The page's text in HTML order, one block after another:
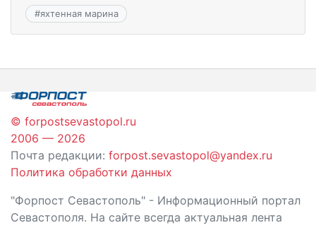
#яхтенная марина
© forpostsevastopol.ru
2006 — 2026
Почта редакции: forpost.sevastopol@yandex.ru
Политика обработки данных
"Форпост Севастополь" - Информационный портал
Севастополя. На сайте всегда актуальная лента